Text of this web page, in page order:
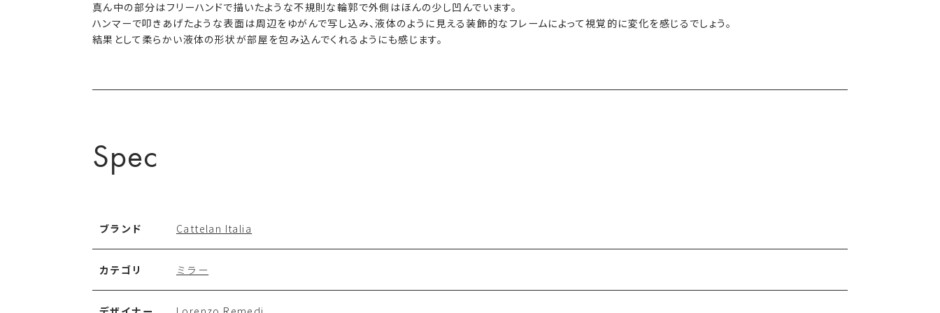
真ん中の部分はフリーハンドで描いたような不規則な輪郭で外側はほんの少し凹んでいます。
ハンマーで叩きあげたような表面は周辺をゆがんで写し込み、液体のように見える装飾的なフレームによって視覚的に変化を感じるでしょう。
結果として柔らかい液体の形状が部屋を包み込んでくれるようにも感じます。
Spec
ブランド Cattelan Italia
カテゴリ ミラー